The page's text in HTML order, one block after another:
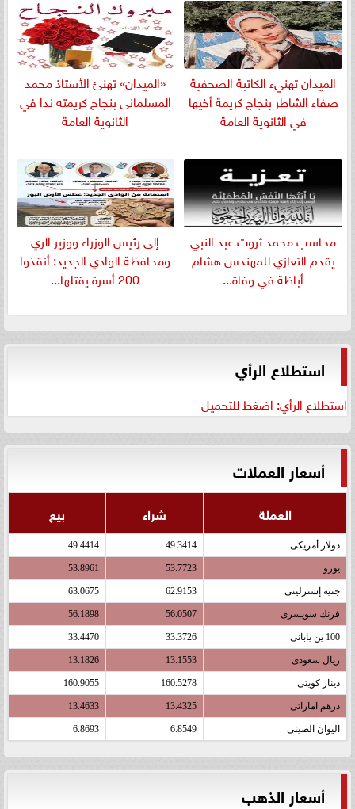
الميدان تهنيء الكاتبة الصحفية
صفاء الشاطر بنجاج كريمة أخيها
في الثانوية العامة
«الميدان» تهنئ الأستاذ محمد
المسلمانى بنجاح كريمته ندا في
الثانوية العامة
​محاسب محمد ثروت عبد النبي
يقدم التعازي للمهندس هشام
أباظة في وفاة...
إلى رئيس الوزراء ووزير الري
ومحافظة الوادي الجديد: أنقذوا
200 أسرة يقتلها...
استطلاع الرأي
استطلاع الرأي: اضغط للتحميل
أسعار العملات
العملة شراء بيع
دولار أمريكى 49.3414
49.4414
يورو 53.7723
53.8961
جنيه إسترلينى 62.9153
63.0675
فرنك سويسرى 56.0507
56.1898
100 ين يابانى 33.3726
33.4470
ريال سعودى 13.1553
13.1826
دينار كويتى 160.5278
160.9055
درهم اماراتى 13.4325
13.4633
اليوان الصينى 6.8549
6.8693
أسعار الذهب